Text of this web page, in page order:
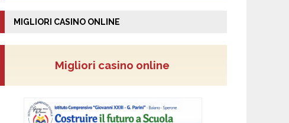
MIGLIORI CASINO ONLINE
Migliori casino online